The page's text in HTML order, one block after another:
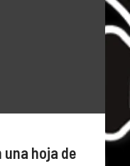
una hoja de